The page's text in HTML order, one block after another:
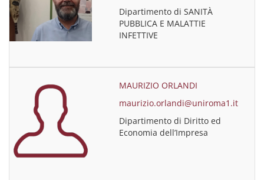
Dipartimento di SANITÀ
PUBBLICA E MALATTIE
INFETTIVE
MAURIZIO ORLANDI
maurizio.orlandi@uniroma1.it
Dipartimento di Diritto ed
Economia dell’Impresa